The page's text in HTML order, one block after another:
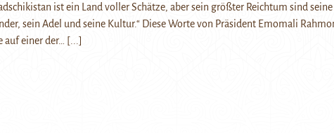
ist ein Land voller Schätze, aber sein größter Reichtum sind seine
sein Adel und seine Kultur.“ Diese Worte von Präsident Emomali
auf einer der…
[...]